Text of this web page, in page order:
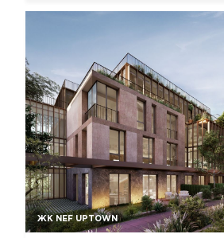
ЖК NEF UPTOWN